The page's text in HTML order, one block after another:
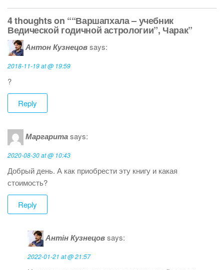
4 thoughts on ““Варшапхала – учебник
Ведической годичной астрологии”, Чарак”
Антон Кузнецовsays:
2018-11-19 at @ 19:59
?
Reply
Маргаритаsays:
2020-08-30 at @ 10:43
Добрый день. А как приобрести эту книгу и какая
стоимость?
Reply
Антін Кузнецовsays:
2022-01-21 at @ 21:57